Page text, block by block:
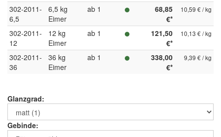
302-2011-
6,5
6,5 kg
Eimer
ab 1
68,85
€*
10,59 € / kg
302-2011-
12
12 kg
Eimer
ab 1
121,50
€*
10,13 € / kg
302-2011-
36
36 kg
Eimer
ab 1
338,00
€*
9,39 € / kg
Glanzgrad:
Gebinde: